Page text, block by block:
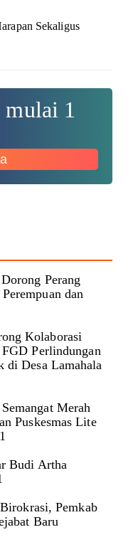
Sekaligus
mulai 1
Perang
dan
Kolaborasi
Perlindungan
di Desa Lamahala
Merah
Puskesmas Lite
Budi Artha
Pemkab
Baru